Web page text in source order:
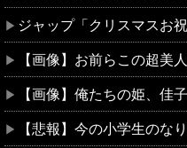
ジャップ「クリスマスお祝いした
【画像】お前らこの超美人容疑者が、整形
【画像】俺たちの姫、佳子さまのお気に入り
【悲報】今の小学生のなり